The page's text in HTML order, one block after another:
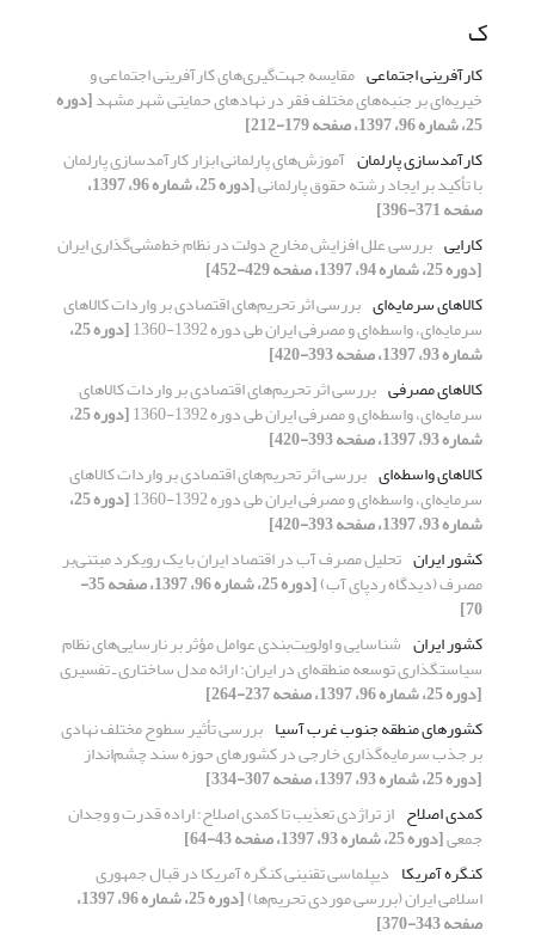
ک
کارآفرینی اجتماعی مقایسه جهت‌گیری‌های کارآفرینی اجتماعی و
خیریه‌ای بر جنبه‌های مختلف فقر در نهادهای حمایتی شهر مشهد[دوره
25، شماره 96، 1397، صفحه 179-212]
کارآمدسازی پارلمان آموزش‌های پارلمانی ابزار کارآمدسازی پارلمان
با تأکید بر ایجاد رشته حقوق پارلمانی [دوره 25، شماره 96، 1397،
صفحه 371-396]
کارایی بررسی علل افزایش مخارج دولت در نظام خط‌مشی‌گذاری ایران
[دوره 25، شماره 94، 1397، صفحه 429-452]
کالاهای سرمایه‌ای بررسی اثر تحریم‌های اقتصادی بر واردات کالاهای
سرمایه‌ای، واسطه‌ای و مصرفی ایران طی دوره 1392-1360 [دوره 25،
شماره 93، 1397، صفحه 393-420]
کالاهای مصرفی بررسی اثر تحریم‌های اقتصادی بر واردات کالاهای
سرمایه‌ای، واسطه‌ای و مصرفی ایران طی دوره 1392-1360 [دوره 25،
شماره 93، 1397، صفحه 393-420]
کالاهای واسطه‌ای بررسی اثر تحریم‌های اقتصادی بر واردات کالاهای
سرمایه‌ای، واسطه‌ای و مصرفی ایران طی دوره 1392-1360 [دوره 25،
شماره 93، 1397، صفحه 393-420]
کشور ایران تحلیل مصرف آب در اقتصاد ایران با یک رویکرد مبتنی‌بر
مصرف (دیدگاه ردپای آب) [دوره 25، شماره 96، 1397، صفحه 35-
70]
کشور ایران شناسایی و اولویت‌بندی عوامل مؤثر بر نارسایی‌های نظام
سیاستگذاری توسعه منطقه‌ای در ایران: ارائه مدل ساختاری ـ تفسیری
[دوره 25، شماره 96، 1397، صفحه 237-264]
کشورهای منطقه جنوب غرب آسیا بررسی تأثیر سطوح مختلف نهادی
بر جذب سرمایه‌گذاری خارجی در کشورهای حوزه سند چشم‌انداز
[دوره 25، شماره 93، 1397، صفحه 307-334]
کمدی اصلاح از تراژدی تعذیب تا کمدی اصلاح؛ اراده قدرت و وجدان
جمعی[دوره 25، شماره 93، 1397، صفحه 43-64]
کنگره آمریکا دیپلماسی تقنینی کنگره آمریکا در قبال جمهوری
اسلامی ایران (بررسی موردی تحریم‌ها) [دوره 25، شماره 96، 1397،
صفحه 343-370]